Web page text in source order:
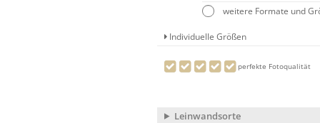
weitere Formate und
Individuelle Größen
perfekte Fotoqualität
Leinwandsorte